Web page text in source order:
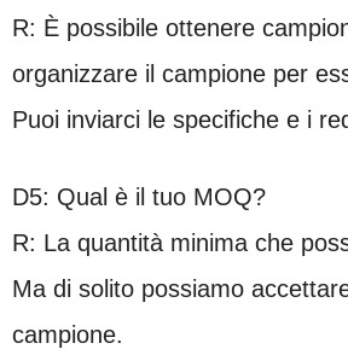
R: È possibile ottenere
organizzare il campione per
Puoi inviarci le specifiche e i
D5: Qual è il tuo MOQ?
R: La quantità minima che
Ma di solito possiamo
campione.